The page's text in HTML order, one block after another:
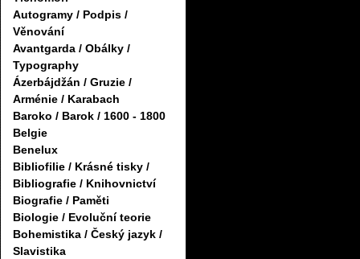
Autogramy / Podpis /
Věnování
Avantgarda / Obálky /
Typography
Ázerbájdžán / Gruzie /
Arménie / Karabach
Baroko / Barok / 1600 - 1800
Belgie
Benelux
Bibliofilie / Krásné tisky /
Bibliografie / Knihovnictví
Biografie / Paměti
Biologie / Evoluční teorie
Bohemistika / Český jazyk /
Slavistika